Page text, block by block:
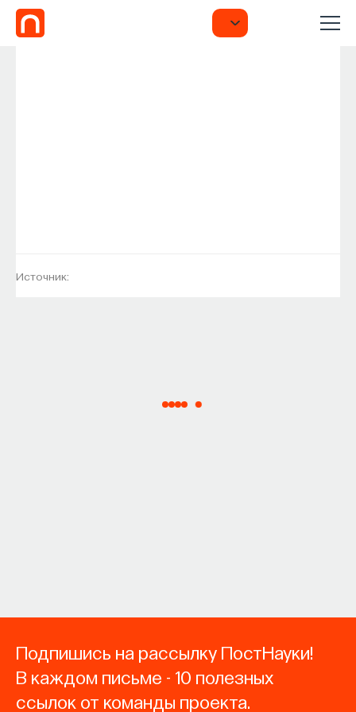
Источник:
Подпишись на рассылку ПостНауки!
В каждом письме - 10 полезных
ссылок от команды проекта.